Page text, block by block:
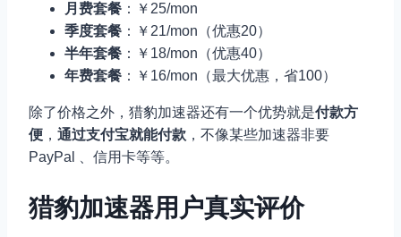
月费套餐 ：￥25/mon
季度套餐 ：￥21/mon（优惠20）
半年套餐 ：￥18/mon（优惠40）
年费套餐 ：￥16/mon（最大优惠，省100）
除了价格之外，猎豹加速器还有一个优势就是付款方
便 ， 通过支付宝就能付款 ，不像某些加速器非要
PayPal 、信用卡等等。
猎豹加速器用户真实评价